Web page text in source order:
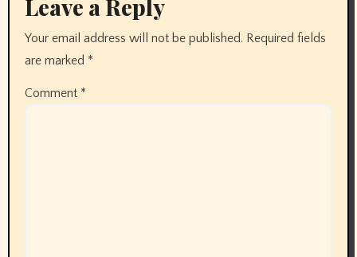
Leave a Reply
Your email address will not be published. Required fields
are marked *
Comment *